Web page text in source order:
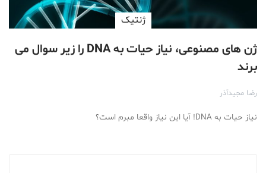
ژنتیک
ژن های مصنوعی، نیاز حیات به DNA را زیر سوال می
برند
رضا مجیدآذر
نیاز حیات به DNA! آیا این نیاز واقعا مبرم است؟